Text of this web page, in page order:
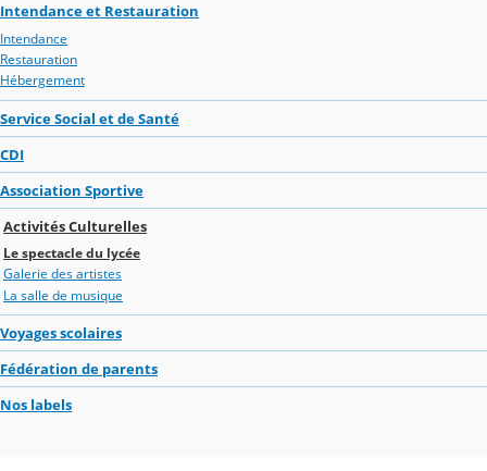
Intendance et Restauration
Intendance
Restauration
Hébergement
Service Social et de Santé
CDI
Association Sportive
Activités Culturelles
Le spectacle du lycée
Galerie des artistes
La salle de musique
Voyages scolaires
Fédération de parents
Nos labels